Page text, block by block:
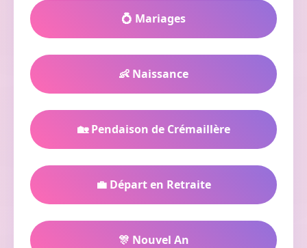
💍 Mariages
👶 Naissance
🏡 Pendaison de Crémaillère
💼 Départ en Retraite
🎊 Nouvel An